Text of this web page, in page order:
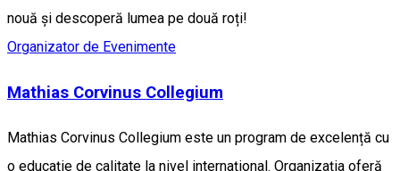
nouă și descoperă lumea pe două roți!
Organizator de Evenimente
Mathias Corvinus Collegium
Mathias Corvinus Collegium este un program de excelență cu
o educație de calitate la nivel internațional. Organizația oferă